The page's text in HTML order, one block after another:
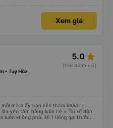
Xem giá
5.0 star_rate
(126 đánh giá)
- Tuy Hòa
mà mấy bạn nên tham khảo: +
yên tâm hẵng luôn nè + Tài xế đón
luôn không phải 30 1 tiếng gọi trước